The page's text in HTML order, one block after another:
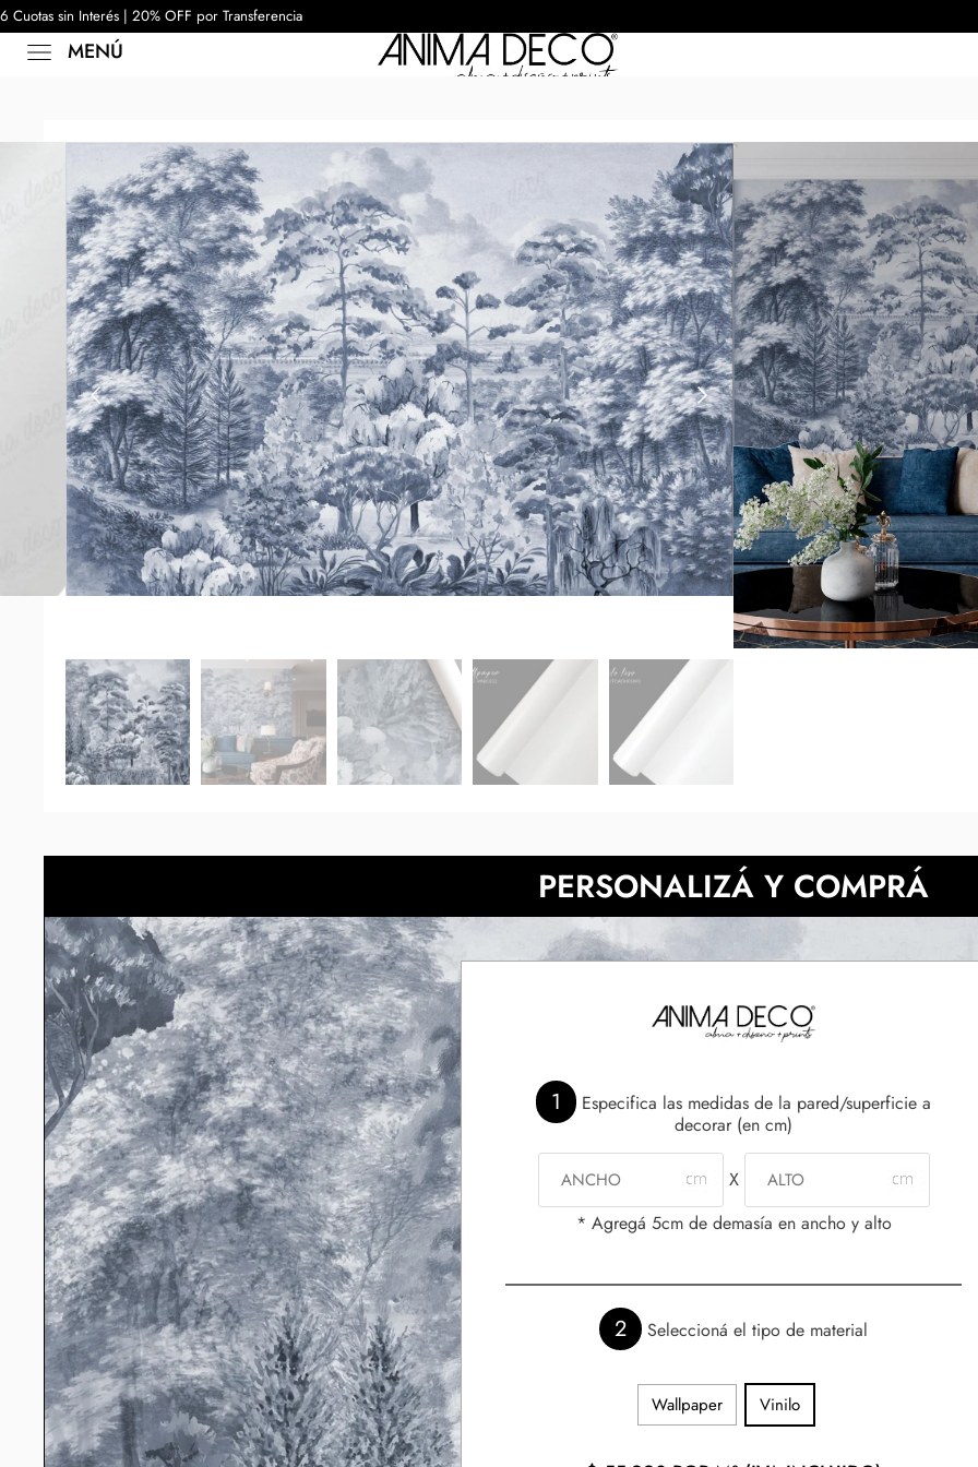
6 Cuotas sin Interés | 20% OFF por Transferencia
MENÚ
Inicio
BRIDGE CYAN
$55.990–$74.990POR
6 Cuotas sin Interés
20% OFF por
15 días hábiles Plazo
Incluye instrucciones de
Presupuesta tu pared con el
dimensiones.
posible adaptar este diseño.
de cada pantalla. También
NECESITAS MÀS INFORMACIÓN?
PERSONALIZÁ Y COMPRÁ
1
Especifica las medidas de la pared/superficie a
decorar (en cm)
X
* Agregá 5cm de demasía en ancho y alto
2 Seleccioná el tipo de material
Wallpaper Vinilo